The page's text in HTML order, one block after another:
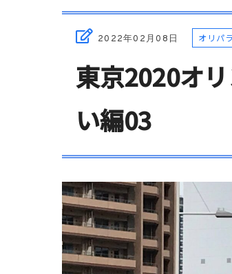
2022年02月08日 オリパラ
東京2020オ
い編03